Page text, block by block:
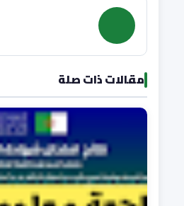
مقالات ذات صلة